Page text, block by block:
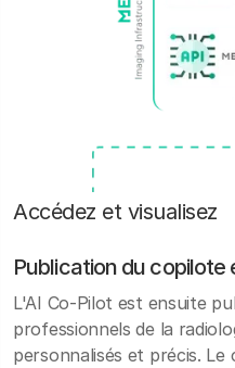
Accédez et visualisez
Publication du copilote
L'AI Co-Pilot est ensuite
professionnels de la
personnalisés et précis.